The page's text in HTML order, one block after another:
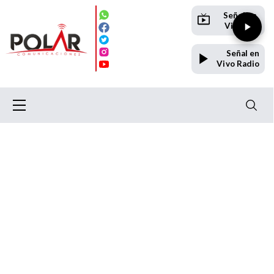
Señal en
Vivo TV
Señal en
Vivo Radio